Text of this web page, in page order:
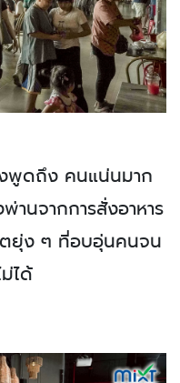
พูดถึง คนแน่นมาก
านจากการสั่งอาหาร
ยุ่ง ๆ ที่อบอุ่นคนจน
ได้